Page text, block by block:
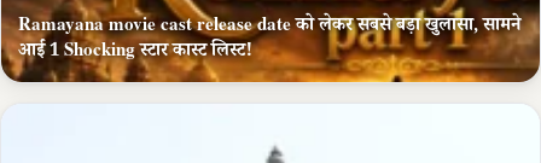
Ramayana movie cast release date को लेकर सबसे बड़ा खुलासा, सामने
आई 1 Shocking स्टार कास्ट लिस्ट!